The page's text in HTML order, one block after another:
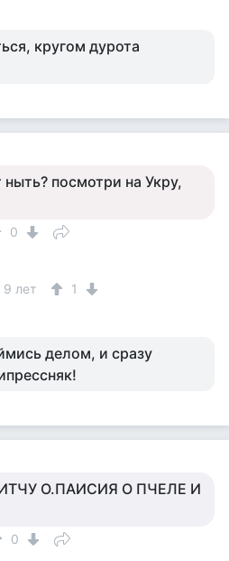
кругом дурота
посмотри на Укру,
0
9 лет 1
делом, и сразу
О.ПАИСИЯ О ПЧЕЛЕ И
0